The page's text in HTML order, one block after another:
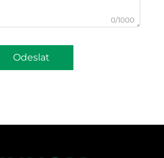
0/1000
Odeslat